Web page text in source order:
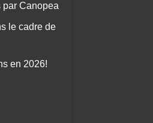
Canopea
le cadre de
en 2026!